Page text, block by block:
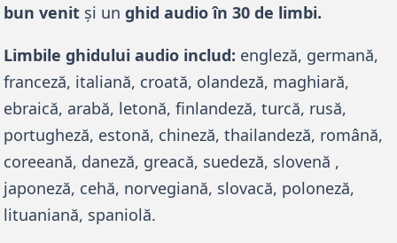
bun venit și un ghid audio în 30 de limbi.
Limbile ghidului audio includ: engleză, germană,
franceză, italiană, croată, olandeză, maghiară,
ebraică, arabă, letonă, finlandeză, turcă, rusă,
portugheză, estonă, chineză, thailandeză, română,
coreeană, daneză, greacă, suedeză, slovenă ,
japoneză, cehă, norvegiană, slovacă, poloneză,
lituaniană, spaniolă.